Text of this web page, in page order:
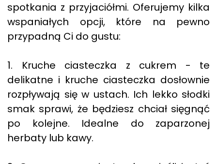
spotkania z przyjaciółmi. Oferujemy kilka
wspaniałych opcji, które na pewno
przypadną Ci do gustu:
1. Kruche ciasteczka z cukrem - te
delikatne i kruche ciasteczka dosłownie
rozpływają się w ustach. Ich lekko słodki
smak sprawi, że będziesz chciał sięgnąć
po kolejne. Idealne do zaparzonej
herbaty lub kawy.